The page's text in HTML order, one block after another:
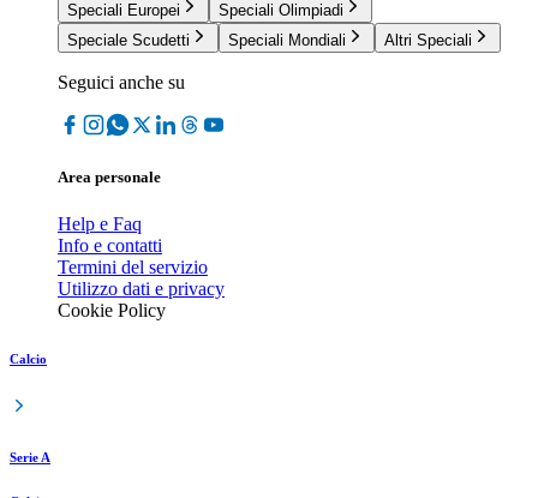
Speciali Europei
Speciali Olimpiadi
Speciale Scudetti
Speciali Mondiali Altri Speciali
Seguici anche su
Area personale
Help e Faq
Info e contatti
Termini del servizio
Utilizzo dati e privacy
Cookie Policy
Calcio
Serie A